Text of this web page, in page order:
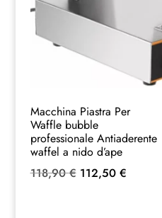
Macchina Piastra Per
Waffle bubble
professionale Antiaderente
waffel a nido d’ape
118,90€ Il
112,50 €Il